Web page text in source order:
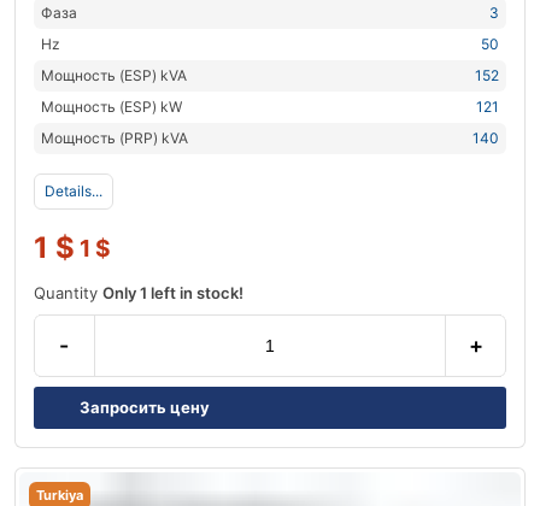
Фаза
3
Hz
50
Мощность (ESP) kVA
152
Мощность (ESP) kW
121
Мощность (PRP) kVA
140
Details...
1 $ 1 $
Quantity Only 1 left in stock!
- +
Запросить цену
Turkiya